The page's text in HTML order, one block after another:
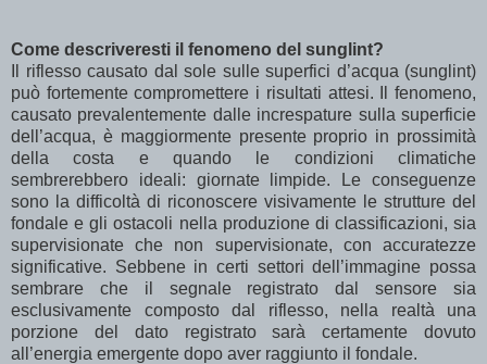
Come descriveresti il fenomeno del sunglint?
Il riflesso causato dal sole sulle superfici d’acqua (sunglint)
può fortemente compromettere i risultati attesi. Il fenomeno,
causato prevalentemente dalle increspature sulla superficie
dell’acqua, è maggiormente presente proprio in prossimità
della costa e quando le condizioni climatiche
sembrerebbero ideali: giornate limpide. Le conseguenze
sono la difficoltà di riconoscere visivamente le strutture del
fondale e gli ostacoli nella produzione di classificazioni, sia
supervisionate che non supervisionate, con accuratezze
significative. Sebbene in certi settori dell’immagine possa
sembrare che il segnale registrato dal sensore sia
esclusivamente composto dal riflesso, nella realtà una
porzione del dato registrato sarà certamente dovuto
all’energia emergente dopo aver raggiunto il fondale.